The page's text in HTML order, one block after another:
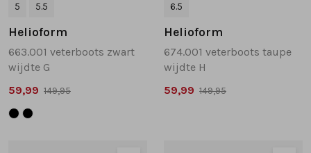
5 5.5
Helioform
663.001 veterboots zwart
wijdte G
59,99 149,95
6.5
Helioform
674.001 veterboots taupe
wijdte H
59,99 149,95